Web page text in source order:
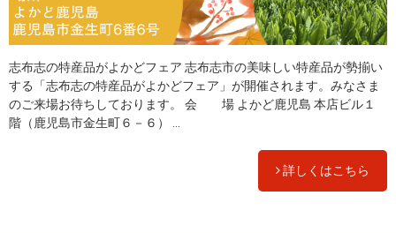
志布志の特産品がよかどフェア 志布志市の美味しい特産品が勢揃い
する「志布志の特産品がよかどフェア」が開催されます。みなさま
のご来場お待ちしております。 会 場 よかど鹿児島 本店ビル１
階（鹿児島市金生町６－６） ...
詳しくはこちら